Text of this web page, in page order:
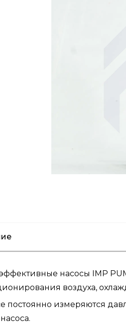
насосы IMP
воздуха,
постоянно измеряются